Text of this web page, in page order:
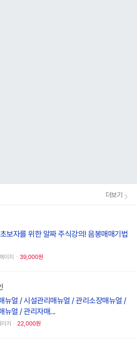
더보기
보자를 위한 알짜 주식강의! 음봉매매기법
이지ㆍ 39,000원
뉴얼 / 시설관리매뉴얼 / 관리소장매뉴얼 /
뉴얼 / 관리자매...
지ㆍ 22,000원